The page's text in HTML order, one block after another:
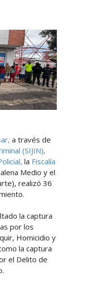
a través de
(SIJIN),
la Fiscalía
Medio y el
realizó 36
la captura
por los
Homicidio y
la captura
el Delito de